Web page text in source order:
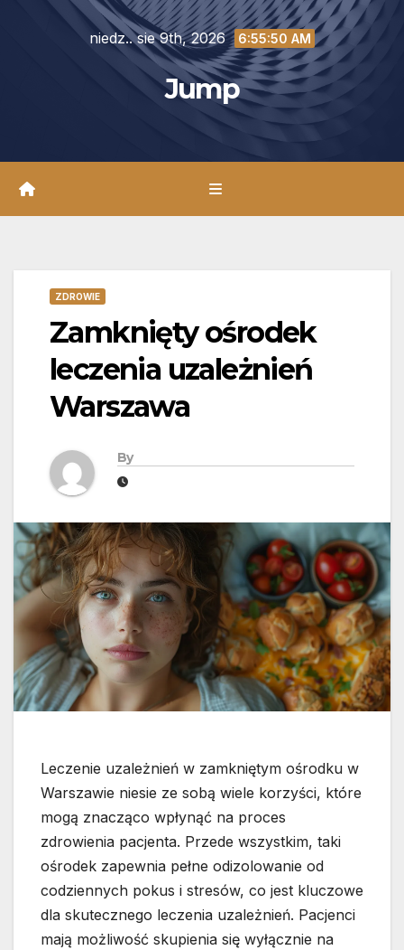
niedz.. sie 9th, 2026 6:55:51 AM
Jump
ZDROWIE
Zamknięty ośrodek
leczenia uzależnień
Warszawa
By
Leczenie uzależnień w zamkniętym ośrodku w
Warszawie niesie ze sobą wiele korzyści, które
mogą znacząco wpłynąć na proces
zdrowienia pacjenta. Przede wszystkim, taki
ośrodek zapewnia pełne odizolowanie od
codziennych pokus i stresów, co jest kluczowe
dla skutecznego leczenia uzależnień. Pacjenci
mają możliwość skupienia się wyłącznie na